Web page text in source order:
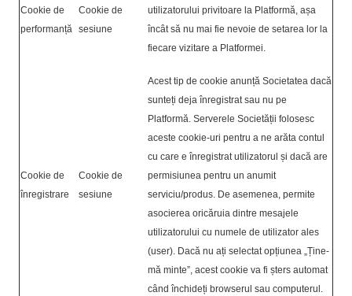
Cookie de
performanță
Cookie de
sesiune
utilizatorului privitoare la Platformă, așa
încât să nu mai fie nevoie de setarea lor la
fiecare vizitare a Platformei.
Cookie de
înregistrare
Cookie de
sesiune
Acest tip de cookie anunță Societatea dacă
sunteți deja înregistrat sau nu pe
Platformă. Serverele Societății folosesc
aceste cookie-uri pentru a ne arăta contul
cu care e înregistrat utilizatorul și dacă are
permisiunea pentru un anumit
serviciu/produs. De asemenea, permite
asocierea oricăruia dintre mesajele
utilizatorului cu numele de utilizator ales
(user). Dacă nu ați selectat opțiunea „Ține-
mă minte”, acest cookie va fi șters automat
când închideți browserul sau computerul.